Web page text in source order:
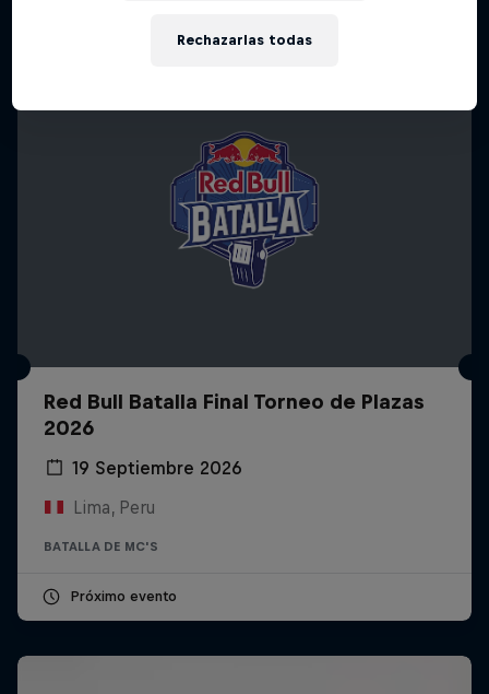
Red Bull Batalla Final Torneo de Plazas
2026
19 Septiembre 2026
Lima, Peru
BATALLA DE MC'S
Próximo evento
Rechazarlas todas